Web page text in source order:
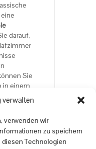
verwenden wir
zu speichern
Technologien
darauf,
Sie
in einem
und